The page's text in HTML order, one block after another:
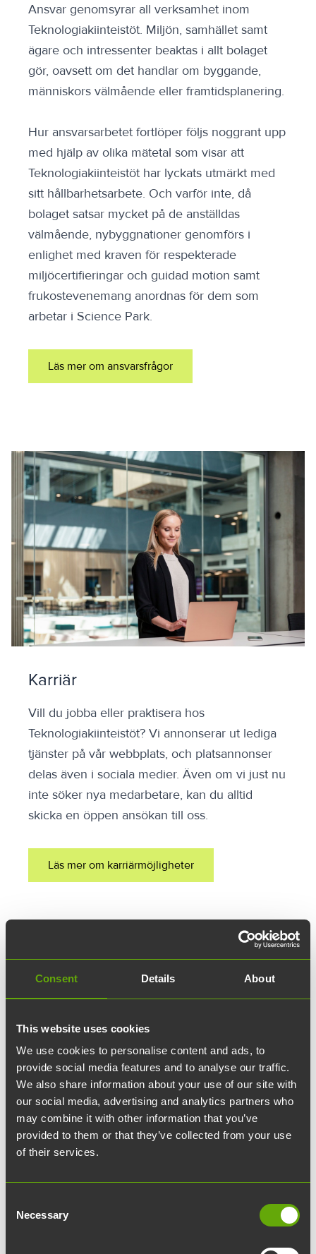
Consent Details About
This website uses cookies
We use cookies to personalise content and ads, to
provide social media features and to analyse our traffic.
We also share information about your use of our site with
our social media, advertising and analytics partners who
may combine it with other information that you’ve
provided to them or that they’ve collected from your use
of their services.
Selection
Necessary
Ansvar genomsyrar all verksamhet inom
Teknologiakiinteistöt. Miljön, samhället samt
ägare och intressenter beaktas i allt bolaget
gör, oavsett om det handlar om byggande,
människors välmående eller framtidsplanering.
Hur ansvarsarbetet fortlöper följs noggrant upp
med hjälp av olika mätetal som visar att
Teknologiakiinteistöt har lyckats utmärkt med
sitt hållbarhetsarbete. Och varför inte, då
bolaget satsar mycket på de anställdas
välmående, nybyggnationer genomförs i
enlighet med kraven för respekterade
miljöcertifieringar och guidad motion samt
frukostevenemang anordnas för dem som
arbetar i Science Park.
Läs mer om ansvarsfrågor
Karriär
Vill du jobba eller praktisera hos
Teknologiakiinteistöt? Vi annonserar ut lediga
tjänster på vår webbplats, och platsannonser
delas även i sociala medier. Även om vi just nu
inte söker nya medarbetare, kan du alltid
skicka en öppen ansökan till oss.
Läs mer om karriärmöjligheter
Ägare och styrelse
Den största ägaren av Teknologiakiinteistöt är